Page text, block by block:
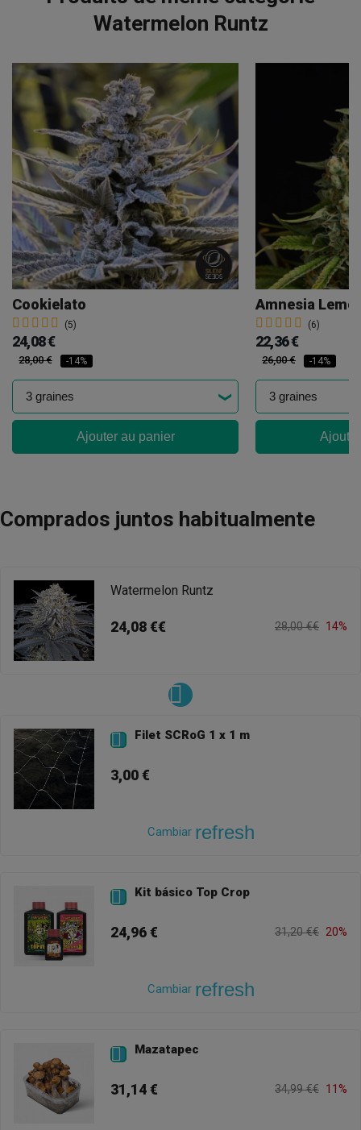
Watermelon Runtz
Cookielato
(5)
24,08 €
28,00 € -14%
Ajouter au panier
Amnesia
(6)
22,36 €
26,00 € -14%
Comprados juntos habitualmente
Watermelon Runtz
24,08 €€ 28,00 €€ 14%
 Filet SCRoG 1 x 1 m
3,00 €
Cambiar refresh
 Kit básico Top Crop
24,96 € 31,20 €€ 20%
Cambiar refresh
 Mazatapec
31,14 € 34,99 €€ 11%